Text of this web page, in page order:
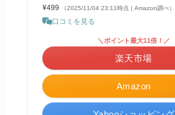
¥499
（2025/11/04 23:11時点 | Amazon調べ）
口コミを見る
Amazon
＼ポイント最大11倍！／
楽天市場